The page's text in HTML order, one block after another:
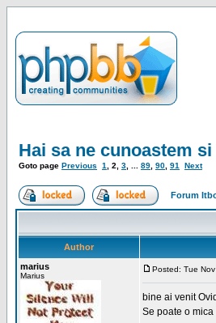
Hai sa ne cunoastem
Goto page Previous 1 2 3 89 90 91 Next
Forum
Author
marius
Marius
Posted: Tue
bine ai venit
Se poate o